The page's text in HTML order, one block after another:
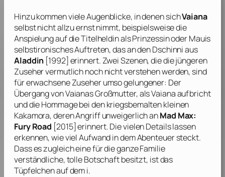
Hinzu kommen viele Augenblicke, in denen sichVaiana
selbst nicht allzu ernst nimmt, beispielsweise die
Anspielung auf die Titelheldin als Prinzessin oder Mauis
selbstironisches Auftreten, das an den Dschinni aus
Aladdin [1992] erinnert. Zwei Szenen, die die jüngeren
Zuseher vermutlich noch nicht verstehen werden, sind
für erwachsene Zuseher umso gelungener: Der
Übergang von Vaianas Großmutter, als Vaiana aufbricht
und die Hommage bei den kriegsbemalten kleinen
Kakamora, deren Angriff unweigerlich anMad Max:
Fury Road [2015] erinnert. Die vielen Details lassen
erkennen, wie viel Aufwand in dem Abenteuer steckt.
Dass es zugleich eine für die ganze Familie
verständliche, tolle Botschaft besitzt, ist das
Tüpfelchen auf dem i.